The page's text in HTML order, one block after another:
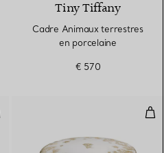
Tiny Tiffany
Cadre Animaux terrestres
en porcelaine
€ 570
pour bébé Animaux